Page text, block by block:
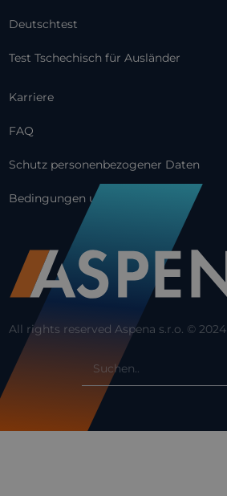
Deutschtest
Test Tschechisch für Ausländer
Karriere
FAQ
Schutz personenbezogener Daten
Bedingungen und Konditionen
All rights reserved Aspena s.r.o. © 2024